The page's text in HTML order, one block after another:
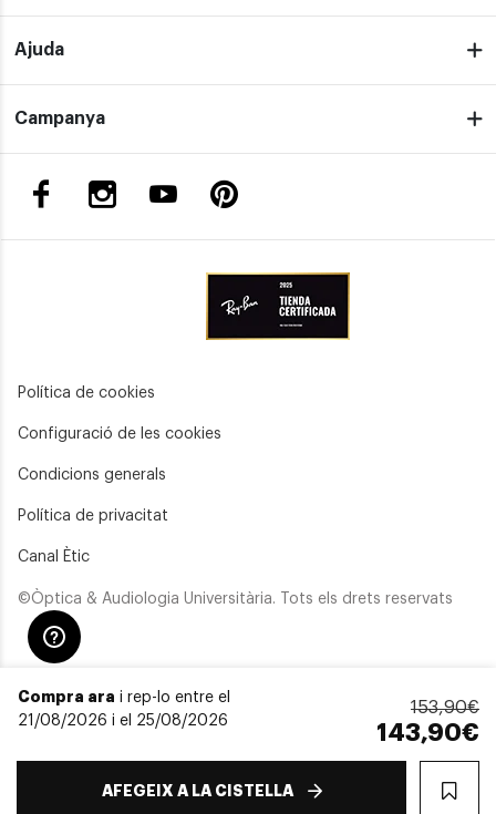
Compra ara i rep-lo entre el
21/08/2026 i el 25/08/2026
153,90€
143,90€
AFEGEIX A LA CISTELLA
Ajuda
Campanya
Política de cookies
Configuració de les cookies
Condicions generals
Política de privacitat
Canal Ètic
©Òptica & Audiologia Universitària. Tots els drets reservats